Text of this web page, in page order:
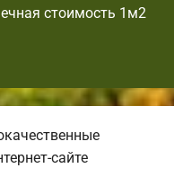
стоимость 1м2
сайте